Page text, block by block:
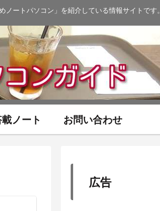
ートパソコン」を紹介している情報サイトです。
ノート お問い合わせ
広告